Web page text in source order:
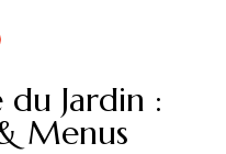
du Jardin :
Menus